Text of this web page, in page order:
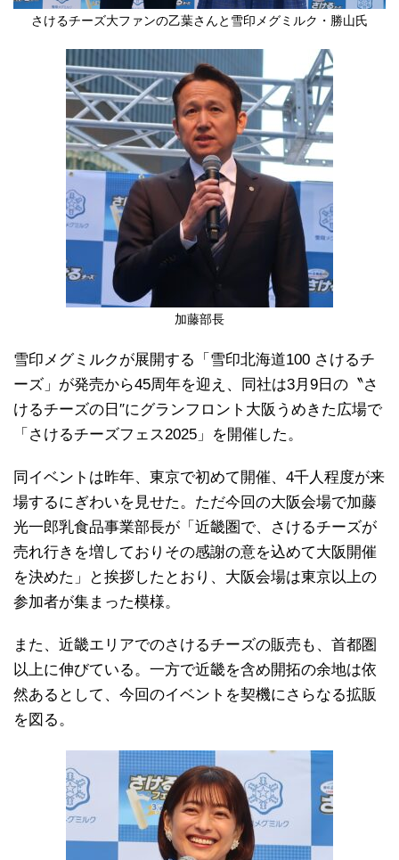
さけるチーズ大ファンの乙葉さんと雪印メグミルク・勝山氏
加藤部長
雪印メグミルクが展開する「雪印北海道100 さけるチ
ーズ」が発売から45周年を迎え、同社は3月9日の〝さ
けるチーズの日″にグランフロント大阪うめきた広場で
「さけるチーズフェス2025」を開催した。
同イベントは昨年、東京で初めて開催、4千人程度が来
場するにぎわいを見せた。ただ今回の大阪会場で加藤
光一郎乳食品事業部長が「近畿圏で、さけるチーズが
売れ行きを増しておりその感謝の意を込めて大阪開催
を決めた」と挨拶したとおり、大阪会場は東京以上の
参加者が集まった模様。
また、近畿エリアでのさけるチーズの販売も、首都圏
以上に伸びている。一方で近畿を含め開拓の余地は依
然あるとして、今回のイベントを契機にさらなる拡販
を図る。